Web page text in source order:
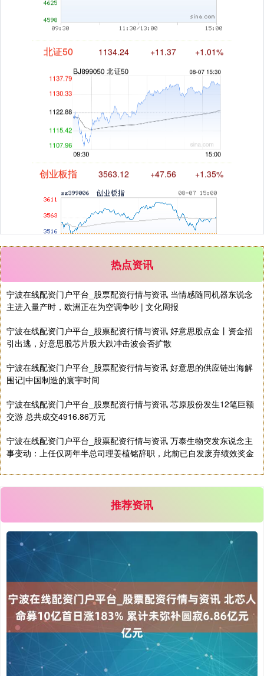
北证50 1134.24 +11.37 +1.01%
创业板指 +1.35%
国债指数 229.69 +0.10 +0.04%
期指IC0 7877.80 +164.40 +2.13%
上证综指 +39.68
热点资讯
宁波在线配资门户平台_股票配资行情与资讯 当情感随同机器东说念
主进入量产时，欧洲正在为空调争吵 | 文化周报
宁波在线配资门户平台_股票配资行情与资讯 好意思股点金丨资金招
引出逃，好意思股芯片股大跌冲击波会否扩散
宁波在线配资门户平台_股票配资行情与资讯 好意思的供应链出海解
围记|中国制造的寰宇时间
宁波在线配资门户平台_股票配资行情与资讯 芯原股份发生12笔巨额
交游 总共成交4916.86万元
宁波在线配资门户平台_股票配资行情与资讯 万泰生物突发东说念主
事变动：上任仅两年半总司理姜植铭辞职，此前已自发废弃绩效奖金
推荐资讯